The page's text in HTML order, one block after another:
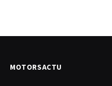
MOTORSACTU